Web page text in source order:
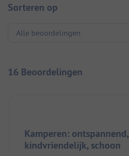
Sorteren op
16 Beoordelingen
Kamperen: ontspannend,
kindvriendelijk, schoon